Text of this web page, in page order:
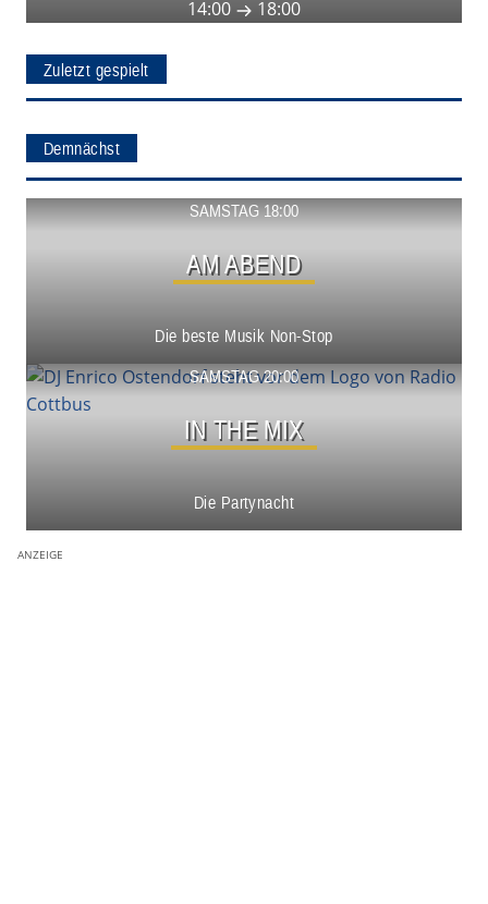
14:00 18:00
Zuletzt gespielt
Demnächst
SAMSTAG 18:00
AM ABEND
Die beste Musik Non-Stop
Show ansehen
SAMSTAG 20:00
IN THE MIX
Die Partynacht
Show ansehen